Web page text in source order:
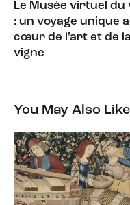
Le Musée virtuel du
: un voyage unique
cœur de l’art et de la
vigne
You May Also Like